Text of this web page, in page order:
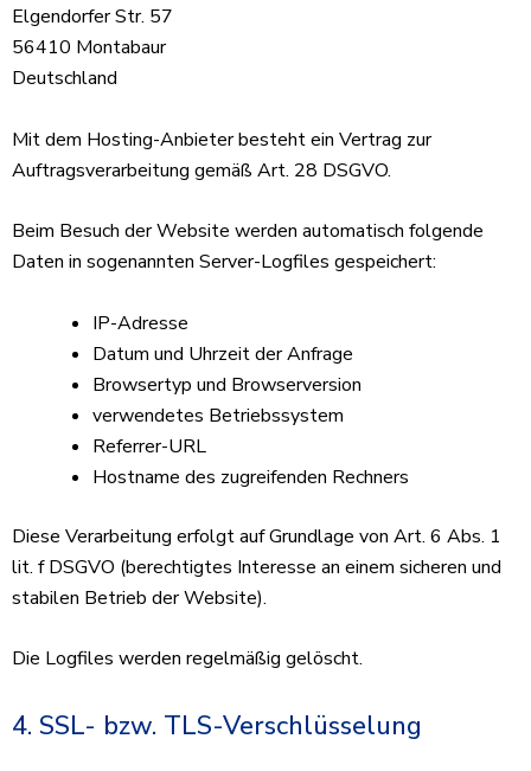
Elgendorfer Str. 57
56410 Montabaur
Deutschland
Mit dem Hosting-Anbieter besteht ein Vertrag zur
Auftragsverarbeitung gemäß Art. 28 DSGVO.
Beim Besuch der Website werden automatisch folgende
Daten in sogenannten Server-Logfiles gespeichert:
IP-Adresse
Datum und Uhrzeit der Anfrage
Browsertyp und Browserversion
verwendetes Betriebssystem
Referrer-URL
Hostname des zugreifenden Rechners
Diese Verarbeitung erfolgt auf Grundlage von Art. 6 Abs. 1
lit. f DSGVO (berechtigtes Interesse an einem sicheren und
stabilen Betrieb der Website).
Die Logfiles werden regelmäßig gelöscht.
4. SSL- bzw. TLS-Verschlüsselung